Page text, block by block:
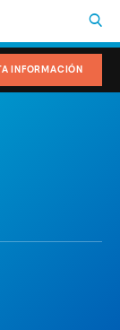
INFORMACIÓN